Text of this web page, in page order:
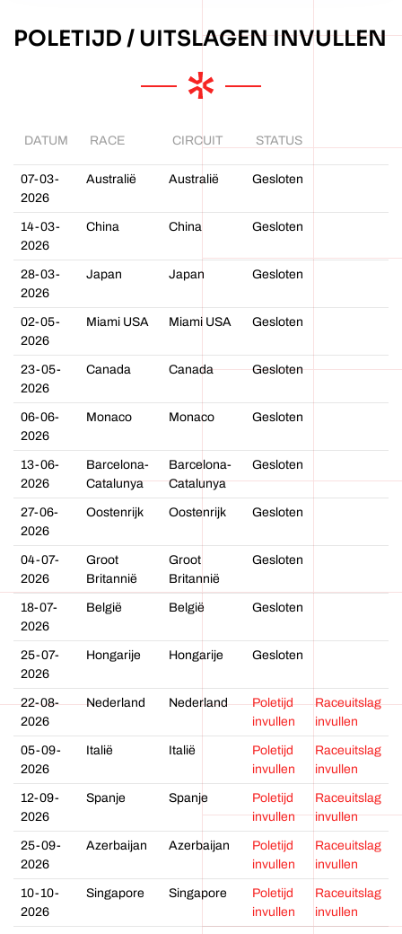
POLETIJD / UITSLAGEN INVULLEN
DATUM RACE CIRCUIT STATUS
07-03-
2026
Australië Australië Gesloten
14-03-
2026
China China Gesloten
28-03-
2026
Japan Japan Gesloten
02-05-
2026
Miami USA Miami USA Gesloten
23-05-
2026
Canada Canada Gesloten
06-06-
2026
Monaco Monaco Gesloten
13-06-
2026
Barcelona-
Catalunya
Barcelona-
Catalunya
Gesloten
27-06-
2026
Oostenrijk Oostenrijk Gesloten
04-07-
2026
Groot
Britannië
Groot
Britannië
Gesloten
18-07-
2026
België België Gesloten
25-07-
2026
Hongarije Hongarije Gesloten
22-08-
2026
Nederland Nederland
Poletijd
invullen
Raceuitslag
invullen
05-09-
2026
Italië Italië
Poletijd
invullen
Raceuitslag
invullen
12-09-
2026
Spanje Spanje
Poletijd
invullen
Raceuitslag
invullen
25-09-
2026
Azerbaijan Azerbaijan
Poletijd
invullen
Raceuitslag
invullen
10-10-
2026
Singapore Singapore
Poletijd
invullen
Raceuitslag
invullen